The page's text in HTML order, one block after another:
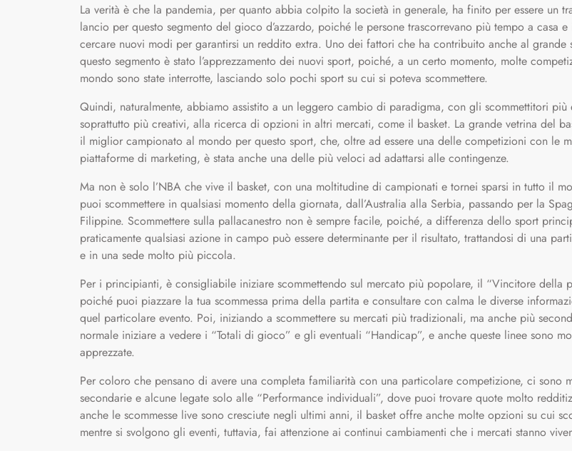
La verità è che la pandemia, per quanto abbia colpito la società in generale, ha finito per essere un
lancio per questo segmento del gioco d’azzardo, poiché le persone trascorrevano più tempo a casa e
cercare nuovi modi per garantirsi un reddito extra. Uno dei fattori che ha contribuito anche al grande
questo segmento è stato l’apprezzamento dei nuovi sport, poiché, a un certo momento, molte
mondo sono state interrotte, lasciando solo pochi sport su cui si poteva scommettere.
Quindi, naturalmente, abbiamo assistito a un leggero cambio di paradigma, con gli scommettitori più
soprattutto più creativi, alla ricerca di opzioni in altri mercati, come il basket. La grande vetrina del
il miglior campionato al mondo per questo sport, che, oltre ad essere una delle competizioni con le
piattaforme di marketing, è stata anche una delle più veloci ad adattarsi alle contingenze.
Ma non è solo l’NBA che vive il basket, con una moltitudine di campionati e tornei sparsi in tutto il
puoi scommettere in qualsiasi momento della giornata, dall’Australia alla Serbia, passando per la
Filippine. Scommettere sulla pallacanestro non è sempre facile, poiché, a differenza dello sport
praticamente qualsiasi azione in campo può essere determinante per il risultato, trattandosi di una
e in una sede molto più piccola.
Per i principianti, è consigliabile iniziare scommettendo sul mercato più popolare, il “Vincitore della
poiché puoi piazzare la tua scommessa prima della partita e consultare con calma le diverse
quel particolare evento. Poi, iniziando a scommettere su mercati più tradizionali, ma anche più
normale iniziare a vedere i “Totali di gioco” e gli eventuali “Handicap”, e anche queste linee sono
apprezzate.
Per coloro che pensano di avere una completa familiarità con una particolare competizione, ci sono
secondarie e alcune legate solo alle “Performance individuali”, dove puoi trovare quote molto
anche le scommesse live sono cresciute negli ultimi anni, il basket offre anche molte opzioni su cui
mentre si svolgono gli eventi, tuttavia, fai attenzione ai continui cambiamenti che i mercati stanno